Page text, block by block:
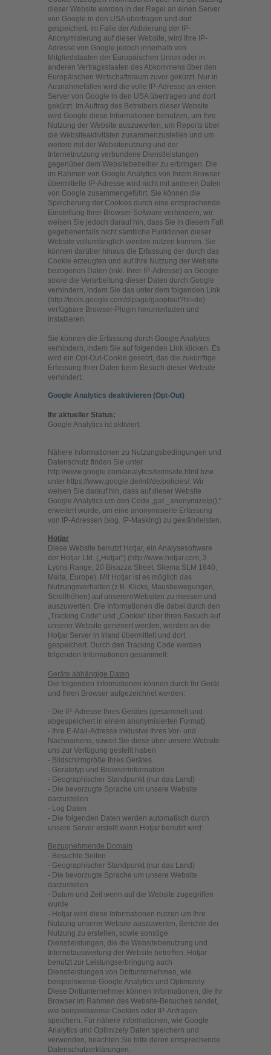
dieser Website werden in der Regel an einen Server
von Google in den USA übertragen und dort
gespeichert. Im Falle der Aktivierung der IP-
Anonymisierung auf dieser Website, wird Ihre IP-
Adresse von Google jedoch innerhalb von
Mitgliedstaaten der Europäischen Union oder in
anderen Vertragsstaaten des Abkommens über den
Europäischen Wirtschaftsraum zuvor gekürzt. Nur in
Ausnahmefällen wird die volle IP-Adresse an einen
Server von Google in den USA übertragen und dort
gekürzt. Im Auftrag des Betreibers dieser Website
wird Google diese Informationen benutzen, um Ihre
Nutzung der Website auszuwerten, um Reports über
die Websiteaktivitäten zusammenzustellen und um
weitere mit der Websitenutzung und der
Internetnutzung verbundene Dienstleistungen
gegenüber dem Websitebetreiber zu erbringen. Die
im Rahmen von Google Analytics von Ihrem Browser
übermittelte IP-Adresse wird nicht mit anderen Daten
von Google zusammengeführt. Sie können die
Speicherung der Cookies durch eine entsprechende
Einstellung Ihrer Browser-Software verhindern; wir
weisen Sie jedoch darauf hin, dass Sie in diesem Fall
gegebenenfalls nicht sämtliche Funktionen dieser
Website vollumfänglich werden nutzen können. Sie
können darüber hinaus die Erfassung der durch das
Cookie erzeugten und auf Ihre Nutzung der Website
bezogenen Daten (inkl. Ihrer IP-Adresse) an Google
sowie die Verarbeitung dieser Daten durch Google
verhindern, indem Sie das unter dem folgenden Link
(http://tools.google.com/dlpage/gaoptout?hl=de)
verfügbare Browser-Plugin herunterladen und
installieren.
Sie können die Erfassung durch Google Analytics
verhindern, indem Sie auf folgenden Link klicken. Es
wird ein Opt-Out-Cookie gesetzt, das die zukünftige
Erfassung Ihrer Daten beim Besuch dieser Website
verhindert:
Google Analytics deaktivieren (Opt-Out)
Ihr aktueller Status:
Google Analytics ist aktiviert.
Nähere Informationen zu Nutzungsbedingungen und
Datenschutz finden Sie unter
http://www.google.com/analytics/terms/de.html bzw.
unter https://www.google.de/intl/de/policies/. Wir
weisen Sie darauf hin, dass auf dieser Website
Google Analytics um den Code „gat._anonymizeIp();“
erweitert wurde, um eine anonymisierte Erfassung
von IP-Adressen (sog. IP-Masking) zu gewährleisten.
Hotjar
Diese Website benutzt Hotjar, ein Analysesoftware
der Hotjar Ltd. („Hotjar“) (http://www.hotjar.com, 3
Lyons Range, 20 Bisazza Street, Sliema SLM 1640,
Malta, Europe). Mit Hotjar ist es möglich das
Nutzungsverhalten (z.B. Klicks, Mausbewegungen,
Scrollhöhen) auf unserernWebsiten zu messen und
auszuwerten. Die Informationen die dabei durch den
„Tracking Code“ und „Cookie“ über Ihren Besuch auf
unserer Website generiert werden, werden an die
Hotjar Server in Irland übermittelt und dort
gespeichert. Durch den Tracking Code werden
folgenden Informationen gesammelt:
Geräte abhängige Daten
Die folgenden Informationen können durch Ihr Gerät
und Ihren Browser aufgezeichnet werden:
- Die IP-Adresse Ihres Gerätes (gesammelt und
abgespeichert in einem anonymisierten Format)
- Ihre E-Mail-Adresse inklusive Ihres Vor- und
Nachnamens, soweit Sie diese über unsere Website
uns zur Verfügung gestellt haben
- Bildschirmgröße Ihres Gerätes
- Gerätetyp und Browserinformation
- Geographischer Standpunkt (nur das Land)
- Die bevorzugte Sprache um unsere Website
darzustellen
- Log Daten
- Die folgenden Daten werden automatisch durch
unsere Server erstellt wenn Hotjar benutzt wird:
Bezugnehmende Domain
- Besuchte Seiten
- Geographischer Standpunkt (nur das Land)
- Die bevorzugte Sprache um unsere Website
darzustellen
- Datum und Zeit wenn auf die Website zugegriffen
wurde
- Hotjar wird diese Informationen nutzen um Ihre
Nutzung unserer Website auszuwerten, Berichte der
Nutzung zu erstellen, sowie sonstige
Dienstleistungen, die die Websitebenutzung und
Internetauswertung der Website betreffen. Hotjar
benutzt zur Leistungserbringung auch
Dienstleistungen von Drittunternehmen, wie
beispielsweise Google Analytics und Optimizely.
Diese Drittunternehmer können Informationen, die Ihr
Browser im Rahmen des Website-Besuches sendet,
wie beispielsweise Cookies oder IP-Anfragen,
speichern. Für nähere Informationen, wie Google
Analytics und Optimizely Daten speichern und
verwenden, beachten Sie bitte deren entsprechende
Datenschutzerklärungen.